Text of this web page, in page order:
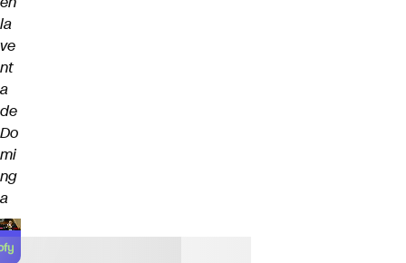
la
ve
nt
a
de
Do
mi
ng
a